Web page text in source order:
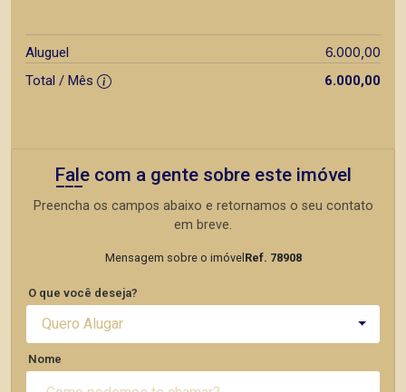
Aluguel 6.000,00
Total / Mês 6.000,00
Fale com a gente sobre este imóvel
Preencha os campos abaixo e retornamos o seu contato
em breve.
Mensagem sobre o imóvel Ref. 78908
O que você deseja?
Quero Alugar
Nome